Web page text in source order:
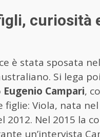
curiosità
è stata sposata
Si lega poi
Eugenio Campari,
figlie: Viola, nata nel
2012. Nel 2015 la
un’intervista